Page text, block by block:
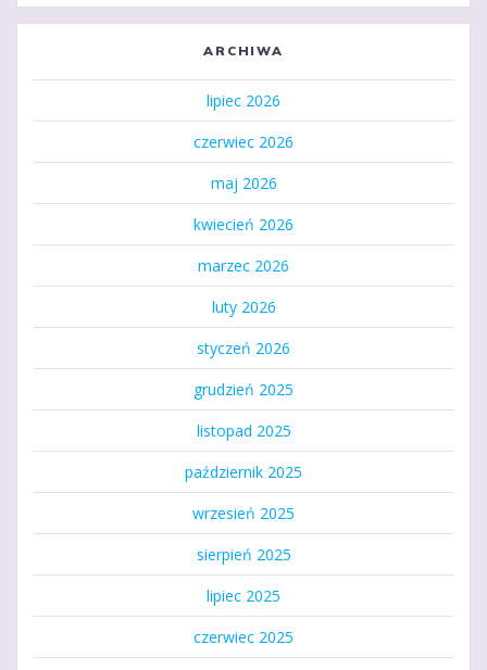
ARCHIWA
lipiec 2026
czerwiec 2026
maj 2026
kwiecień 2026
marzec 2026
luty 2026
styczeń 2026
grudzień 2025
listopad 2025
październik 2025
wrzesień 2025
sierpień 2025
lipiec 2025
czerwiec 2025